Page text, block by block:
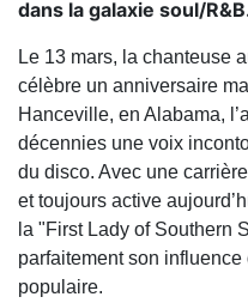
dans la galaxie soul/
Le 13 mars, la chanteuse
célèbre un anniversaire
Hanceville, en Alabama,
décennies une voix
du disco. Avec une
et toujours active
la "First Lady of Southern
parfaitement son
populaire.